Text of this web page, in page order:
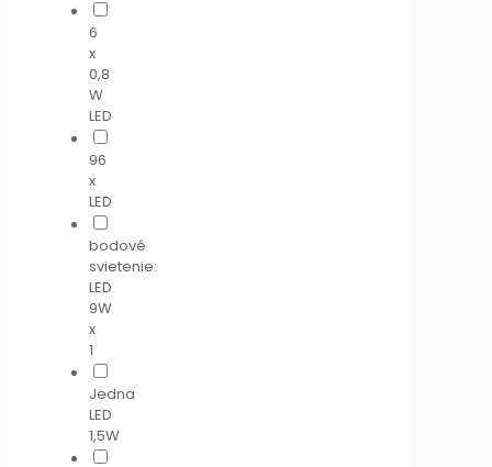
6
x
0,8
W
LED
96
x
LED
bodové
svietenie:
LED
9W
x
1
Jedna
LED
1,5W